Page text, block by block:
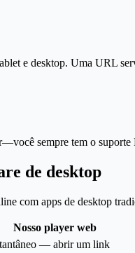
e desktop. Uma URL
sempre tem o suporte
de desktop
com apps de desktop
Nosso player web
— abrir um link